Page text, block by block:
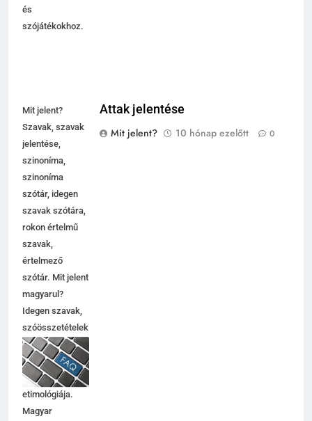
és
szójátékokhoz.
Mit jelent?
Szavak, szavak
jelentése,
szinoníma,
szinoníma
szótár, idegen
szavak szótára,
rokon értelmű
szavak,
értelmező
szótár. Mit jelent
magyarul?
Idegen szavak,
szóösszetételek
jelentése,
magyarázata,
használata,
etimológiája.
Magyar
Attak jelentése
Mit jelent?
10 hónap ezelőtt 0
5
6